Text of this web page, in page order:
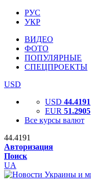
РУС
УКР
ВИДЕО
ФОТО
ПОПУЛЯРНЫЕ
СПЕЦПРОЕКТЫ
USD
USD 44.4191
EUR 51.2905
Все курсы валют
44.4191
Авторизация
Поиск
UA